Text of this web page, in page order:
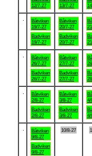
12/7-27
13/7-27
Båtviken
19/7-27
Badviken
19/7-27
Båtviken
20/7-27
Badviken
20/7-27
Båtviken
26/7-27
Badviken
26/7-27
Båtviken
27/7-27
Badviken
27/7-27
Båtviken
2/8-27
Badviken
2/8-27
Båtviken
3/8-27
Badviken
3/8-27
4/
4/
Båtviken
9/8-27
Badviken
9/8-27
10/8-27